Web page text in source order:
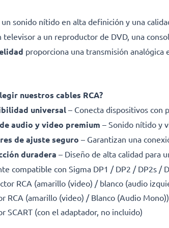
sonido nítido en alta definición y una
televisor a un reproductor de DVD, una
proporciona una transmisión
nuestros cables RCA?
universal – Conecta dispositivos con
audio y video premium – Sonido nítido y
de ajuste seguro – Garantizan una
duradera – Diseño de alta calidad para
compatible con Sigma DP1 / DP2 / DP2s /
RCA (amarillo (video) / blanco (audio
RCA (amarillo (video) / Blanco (Audio Mono))
SCART (con el adaptador, no incluido)